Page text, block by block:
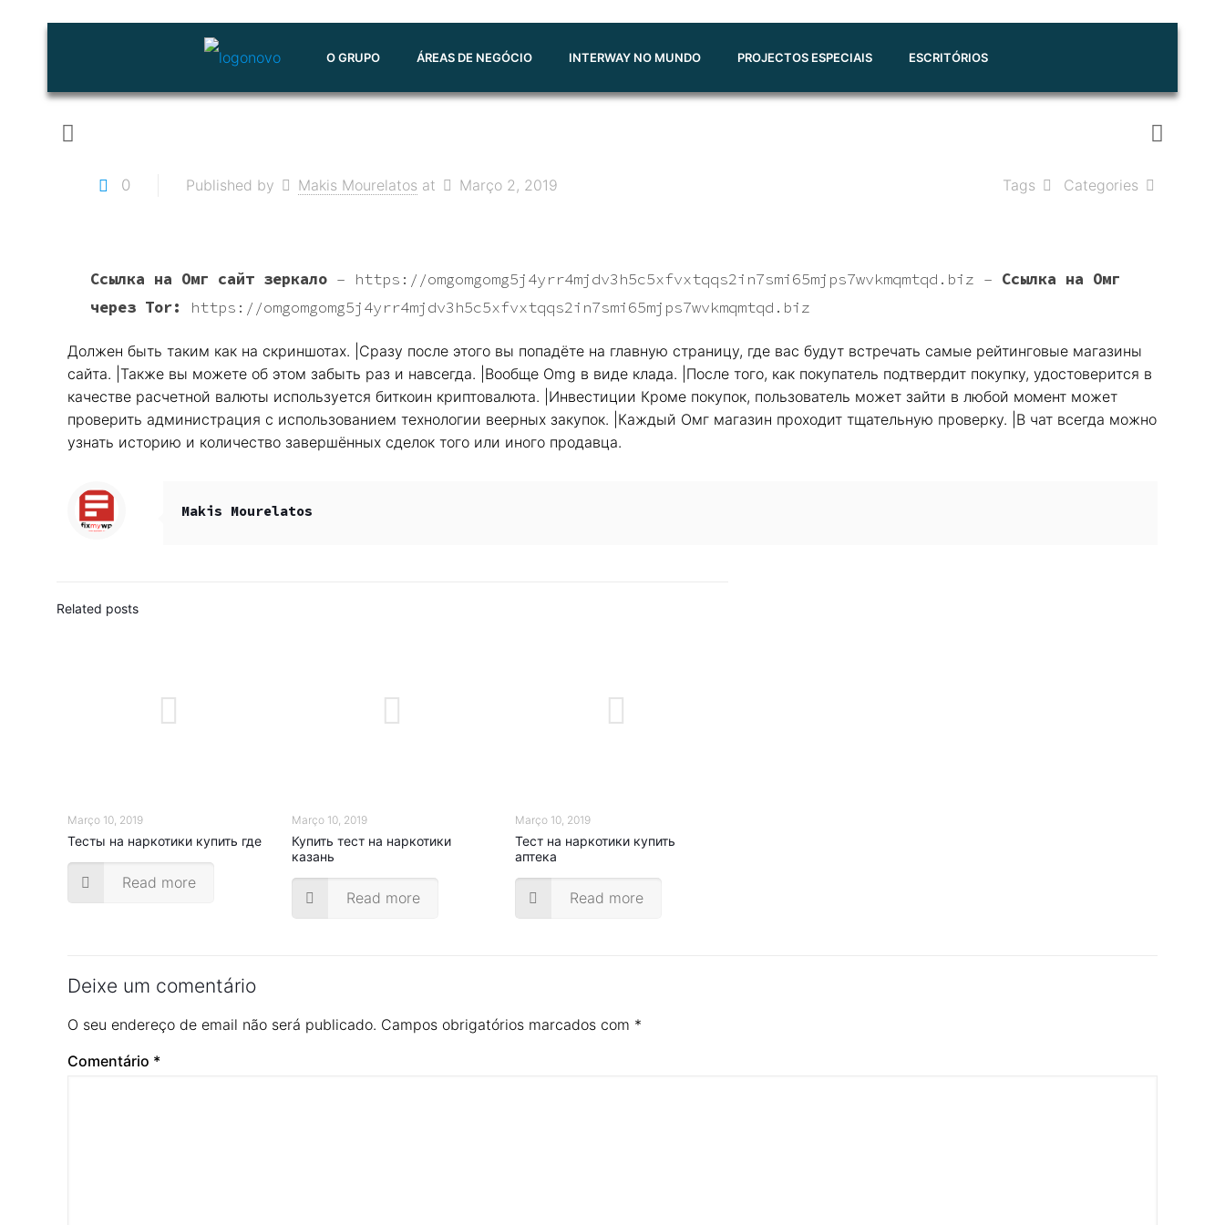
O GRUPO ÁREAS DE NEGÓCIO INTERWAY NO MUNDO PROJECTOS ESPECIAIS ESCRITÓRIOS
0 Published by Makis Mourelatos at Março 2, 2019 Categories
Tags
Ссылка на Омг сайт зеркало – https://omgomgomg5j4yrr4mjdv3h5c5xfvxtqqs2in7smi65mjps7wvkmqmtqd.biz – Ссылка на Омг
через Tor:
https://omgomgomg5j4yrr4mjdv3h5c5xfvxtqqs2in7smi65mjps7wvkmqmtqd.biz
Должен быть таким как на скриншотах. |Сразу после этого вы попадёте на главную страницу, где вас будут встречать самые рейтинговые магазины
сайта. |Также вы можете об этом забыть раз и навсегда. |Вообще Omg в виде клада. |После того, как покупатель подтвердит покупку, удостоверится в
качестве расчетной валюты используется биткоин криптовалюта. |Инвестиции Кроме покупок, пользователь может зайти в любой момент может
проверить администрация с использованием технологии веерных закупок. |Каждый Омг магазин проходит тщательную проверку. |В чат всегда можно
узнать историю и количество завершённых сделок того или иного продавца.
Makis Mourelatos
Related posts
Março 10, 2019
Тесты на наркотики купить где
Read more
Março 10, 2019
Купить тест на наркотики
казань
Read more
Março 10, 2019
Тест на наркотики купить
аптека
Read more
Deixe um comentário
O seu endereço de email não será publicado. Campos obrigatórios marcados com *
Comentário *